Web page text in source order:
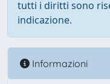
tutti i diritti sono
indicazione.
Informazioni